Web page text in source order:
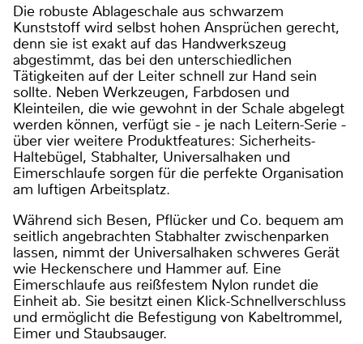
Die robuste Ablageschale aus schwarzem
Kunststoff wird selbst hohen Ansprüchen gerecht,
denn sie ist exakt auf das Handwerkszeug
abgestimmt, das bei den unterschiedlichen
Tätigkeiten auf der Leiter schnell zur Hand sein
sollte. Neben Werkzeugen, Farbdosen und
Kleinteilen, die wie gewohnt in der Schale abgelegt
werden können, verfügt sie − je nach Leitern-Serie −
über vier weitere Produktfeatures: Sicherheits-
Haltebügel, Stabhalter, Universalhaken und
Eimerschlaufe sorgen für die perfekte Organisation
am luftigen Arbeitsplatz.
Während sich Besen, Pflücker und Co. bequem am
seitlich angebrachten Stabhalter zwischenparken
lassen, nimmt der Universalhaken schweres Gerät
wie Heckenschere und Hammer auf. Eine
Eimerschlaufe aus reißfestem Nylon rundet die
Einheit ab. Sie besitzt einen Klick-Schnellverschluss
und ermöglicht die Befestigung von Kabeltrommel,
Eimer und Staubsauger.